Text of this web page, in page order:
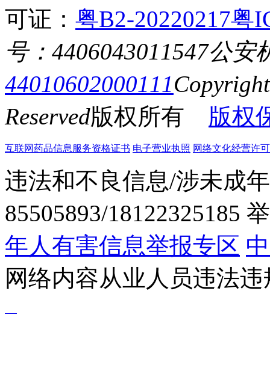
可证： 粤B2-20220217粤
号：4406043011547公安
44010602000111
Reserved版权所有 版权
互联网药品信息服务资格证书 电子营业执照 网络文化经营许
违法和不良信息/涉未成
85505893/18122325185
年人有害信息举报专区
网络内容从业人员违法